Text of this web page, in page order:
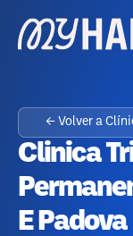
← Volver a
Clinica
E Padova